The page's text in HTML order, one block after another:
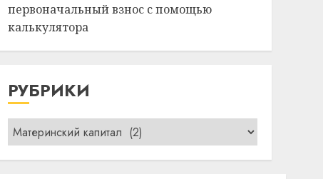
первоначальный взнос с помощью
калькулятора
РУБРИКИ
Рубрики